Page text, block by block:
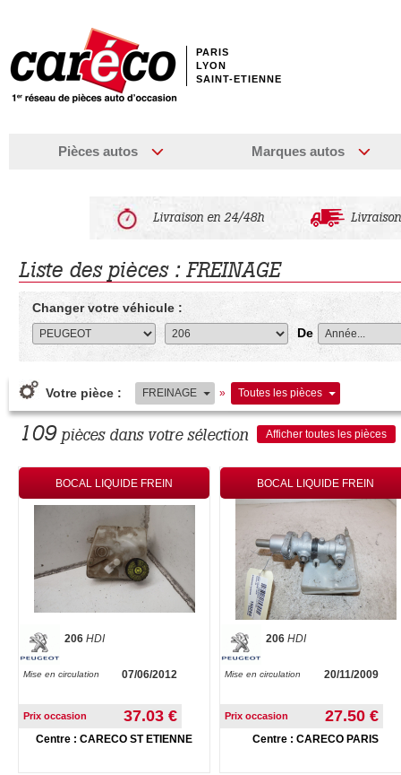
PARIS
LYON
SAINT-ETIENNE
Pièces autos Marques autos
Livraison en 24/48h
Liste des pièces : FREINAGE
Changer votre véhicule :
De
Votre pièce : FREINAGE » Toutes les pièces
109pièces dans votre sélection Afficher toutes les pièces
BOCAL LIQUIDE FREIN
206 HDI
Mise en circulation 07/06/2012
Prix occasion 37.03 €
Centre : CARECO ST ETIENNE
BOCAL LIQUIDE FREIN
206 HDI
Mise en circulation 20/11/2009
Prix occasion 27.50 €
Centre : CARECO PARIS